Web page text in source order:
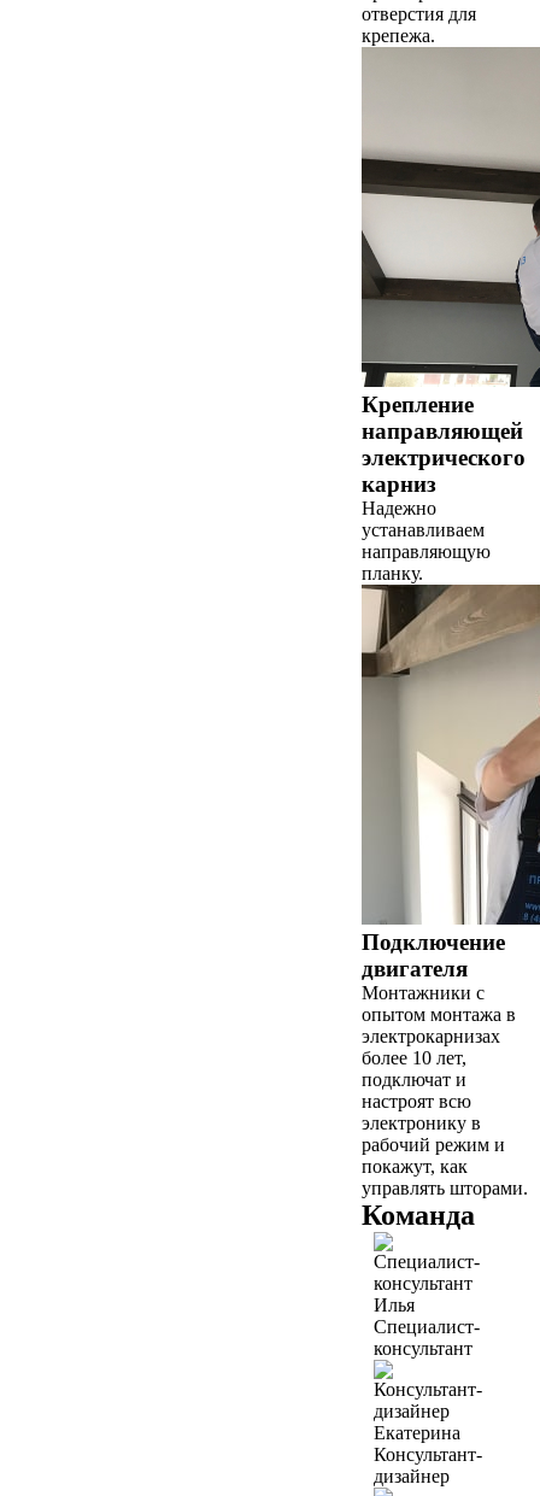
отверстия для
крепежа.
Крепление
направляющей
электрического
карниз
Надежно
устанавливаем
направляющую
планку.
Подключение
двигателя
Монтажники с
опытом монтажа в
электрокарнизах
более 10 лет,
подключат и
настроят всю
электронику в
рабочий режим и
покажут, как
управлять шторами.
Команда
Илья
Специалист-
консультант
Екатерина
Консультант-
дизайнер